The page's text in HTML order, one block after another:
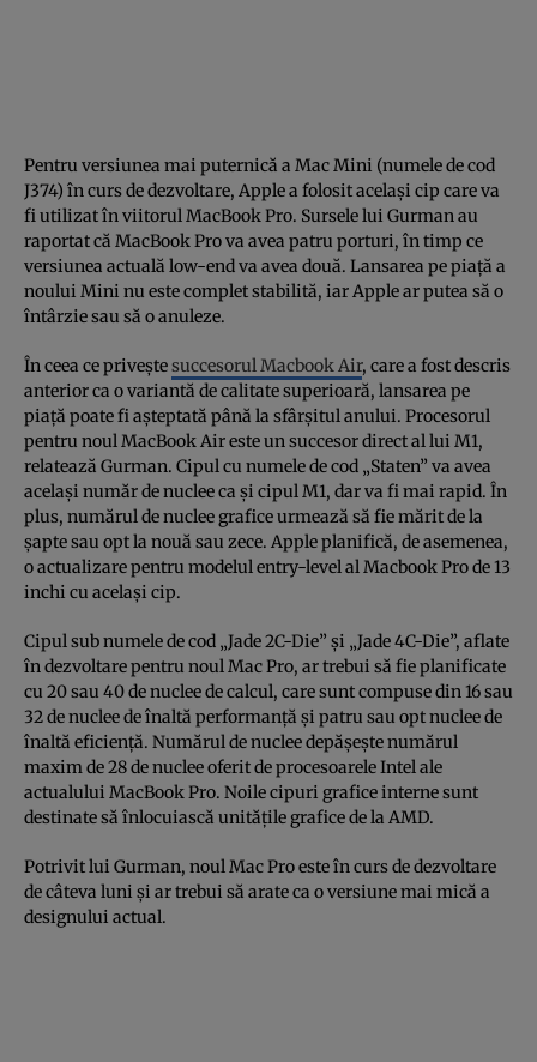
Pentru versiunea mai puternică a Mac Mini (numele de cod
J374) în curs de dezvoltare, Apple a folosit același cip care va
fi utilizat în viitorul MacBook Pro. Sursele lui Gurman au
raportat că MacBook Pro va avea patru porturi, în timp ce
versiunea actuală low-end va avea două. Lansarea pe piață a
noului Mini nu este complet stabilită, iar Apple ar putea să o
întârzie sau să o anuleze.
În ceea ce priveștesuccesorul Macbook Air, care a fost descris
anterior ca o variantă de calitate superioară, lansarea pe
piață poate fi așteptată până la sfârșitul anului. Procesorul
pentru noul MacBook Air este un succesor direct al lui M1,
relatează Gurman. Cipul cu numele de cod „Staten” va avea
același număr de nuclee ca și cipul M1, dar va fi mai rapid. În
plus, numărul de nuclee grafice urmează să fie mărit de la
șapte sau opt la nouă sau zece. Apple planifică, de asemenea,
o actualizare pentru modelul entry-level al Macbook Pro de 13
inchi cu același cip.
Cipul sub numele de cod „Jade 2C-Die” și „Jade 4C-Die”, aflate
în dezvoltare pentru noul Mac Pro, ar trebui să fie planificate
cu 20 sau 40 de nuclee de calcul, care sunt compuse din 16 sau
32 de nuclee de înaltă performanță și patru sau opt nuclee de
înaltă eficiență. Numărul de nuclee depășește numărul
maxim de 28 de nuclee oferit de procesoarele Intel ale
actualului MacBook Pro. Noile cipuri grafice interne sunt
destinate să înlocuiască unitățile grafice de la AMD.
Potrivit lui Gurman, noul Mac Pro este în curs de dezvoltare
de câteva luni și ar trebui să arate ca o versiune mai mică a
designului actual.